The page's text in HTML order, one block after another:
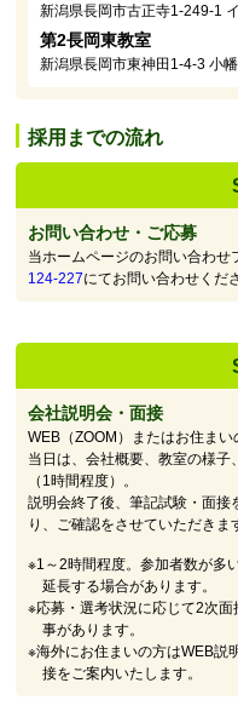
新潟県長岡市古正寺1-249-1
第2長岡東教室
新潟県長岡市東神田1-4-3 小
採用までの流れ
お問い合わせ・ご応募
当ホームページのお問い合わ
124-227にてお問い合わせくだ
会社説明会・面接
WEB（ZOOM）またはお住まい
当日は、会社概要、教室の様
（1時間程度）。
説明会終了後、筆記試験・面接
り、ご確認をさせていただきま
※1～2時間程度。参加者数が多
延長する場合があります。
※応募・選考状況に応じて2次面
事があります。
※海外にお住まいの方はWEB説
接をご案内いたします。